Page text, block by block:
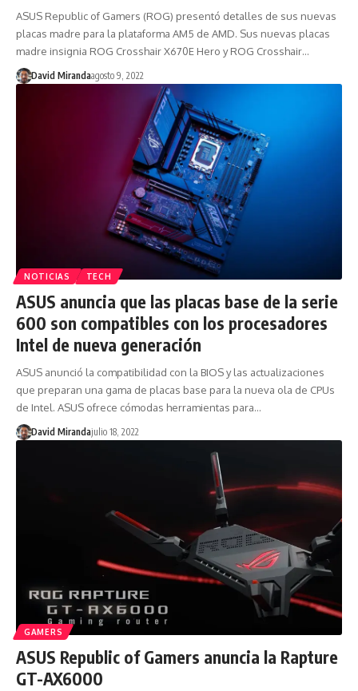
ASUS Republic of Gamers (ROG) presentó detalles de sus nuevas
placas madre para la plataforma AM5 de AMD. Sus nuevas placas
madre insignia ROG Crosshair X670E Hero y ROG Crosshair…
David Mirandaagosto 9, 2022
NOTICIAS TECH
ASUS anuncia que las placas base de la serie
600 son compatibles con los procesadores
Intel de nueva generación
ASUS anunció la compatibilidad con la BIOS y las actualizaciones
que preparan una gama de placas base para la nueva ola de CPUs
de Intel. ASUS ofrece cómodas herramientas para…
David Mirandajulio 18, 2022
GAMERS
ASUS Republic of Gamers anuncia la Rapture
GT-AX6000